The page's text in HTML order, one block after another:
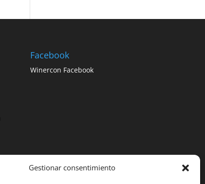
Gestionar consentimiento
Facebook
Winercon Facebook